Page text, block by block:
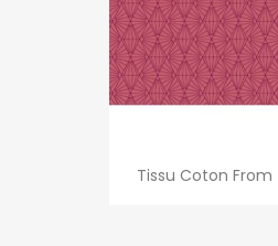
Tissu Coton From